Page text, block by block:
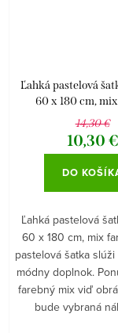
Ľahká pastelová
60 x 180 cm,
14,30 €
10,30 €
DO
Ľahká pastelová
60 x 180 cm, mix
pastelová šatka
módny doplnok.
farebný mix viď
bude vybraná